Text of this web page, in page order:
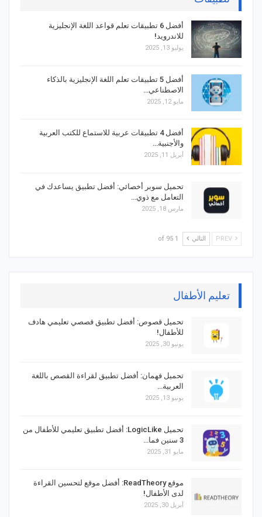
أفضل 6 تطبيقات تعلم قواعد اللغة الإنجليزية
للاندرويد!
يوليو 13, 2025
أفضل 5 تطبيقات تعلم اللغة الإنجليزية بالذكاء
الاصطناعي…
مايو 12, 2025
أفضل 4 تطبيقات عربية للاستماع للكتب العربية
والأجنبية…
أبريل 11, 2025
تحميل سوبر أخصائي: أفضل تطبيق يساعدك في
التعامل مع ذوي…
مارس 18, 2025
التالي 1 of 95
تعليم الأطفال
تحميل قصوص: أفضل تطبيق قصصي تعليمي هادف
للأطفال!
يونيو 30, 2025
تحميل فهمان: أفضل تطبيق لقراءة القصص باللغة
العربية…
يونيو 13, 2025
تحميل LogicLike: أفضل تطبيق تعليمي للأطفال من
3 سنين فما…
مايو 31, 2025
موقع ReadTheory: أفضل موقع لتحسين القراءة
لدى الأطفال!
أبريل 30, 2025